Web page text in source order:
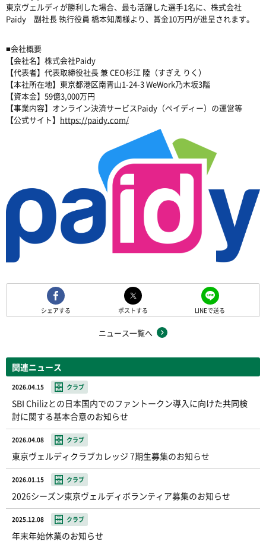
東京ヴェルディが勝利した場合、最も活躍した選手1名に、株式会社
Paidy 副社長 執行役員 橋本知周様より、賞金10万円が進呈されます。
■会社概要
【会社名】株式会社Paidy
【代表者】代表取締役社長 兼 CEO杉江 陸（すぎえ りく）
【本社所在地】東京都港区南青山1-24-3 WeWork乃木坂3階
【資本金】59億3,000万円
【事業内容】オンライン決済サービスPaidy（ペイディー）の運営等
【公式サイト】 https://paidy.com/
シェアする ポストする LINEで送る
ニュース一覧へ
関連ニュース
2026.04.15 クラブ
SBI Chilizとの日本国内でのファントークン導入に向けた共同検
討に関する基本合意のお知らせ
2026.04.08 クラブ
東京ヴェルディクラブカレッジ 7期生募集のお知らせ
2026.01.15 クラブ
2026シーズン東京ヴェルディボランティア募集のお知らせ
2025.12.08 クラブ
年末年始休業のお知らせ